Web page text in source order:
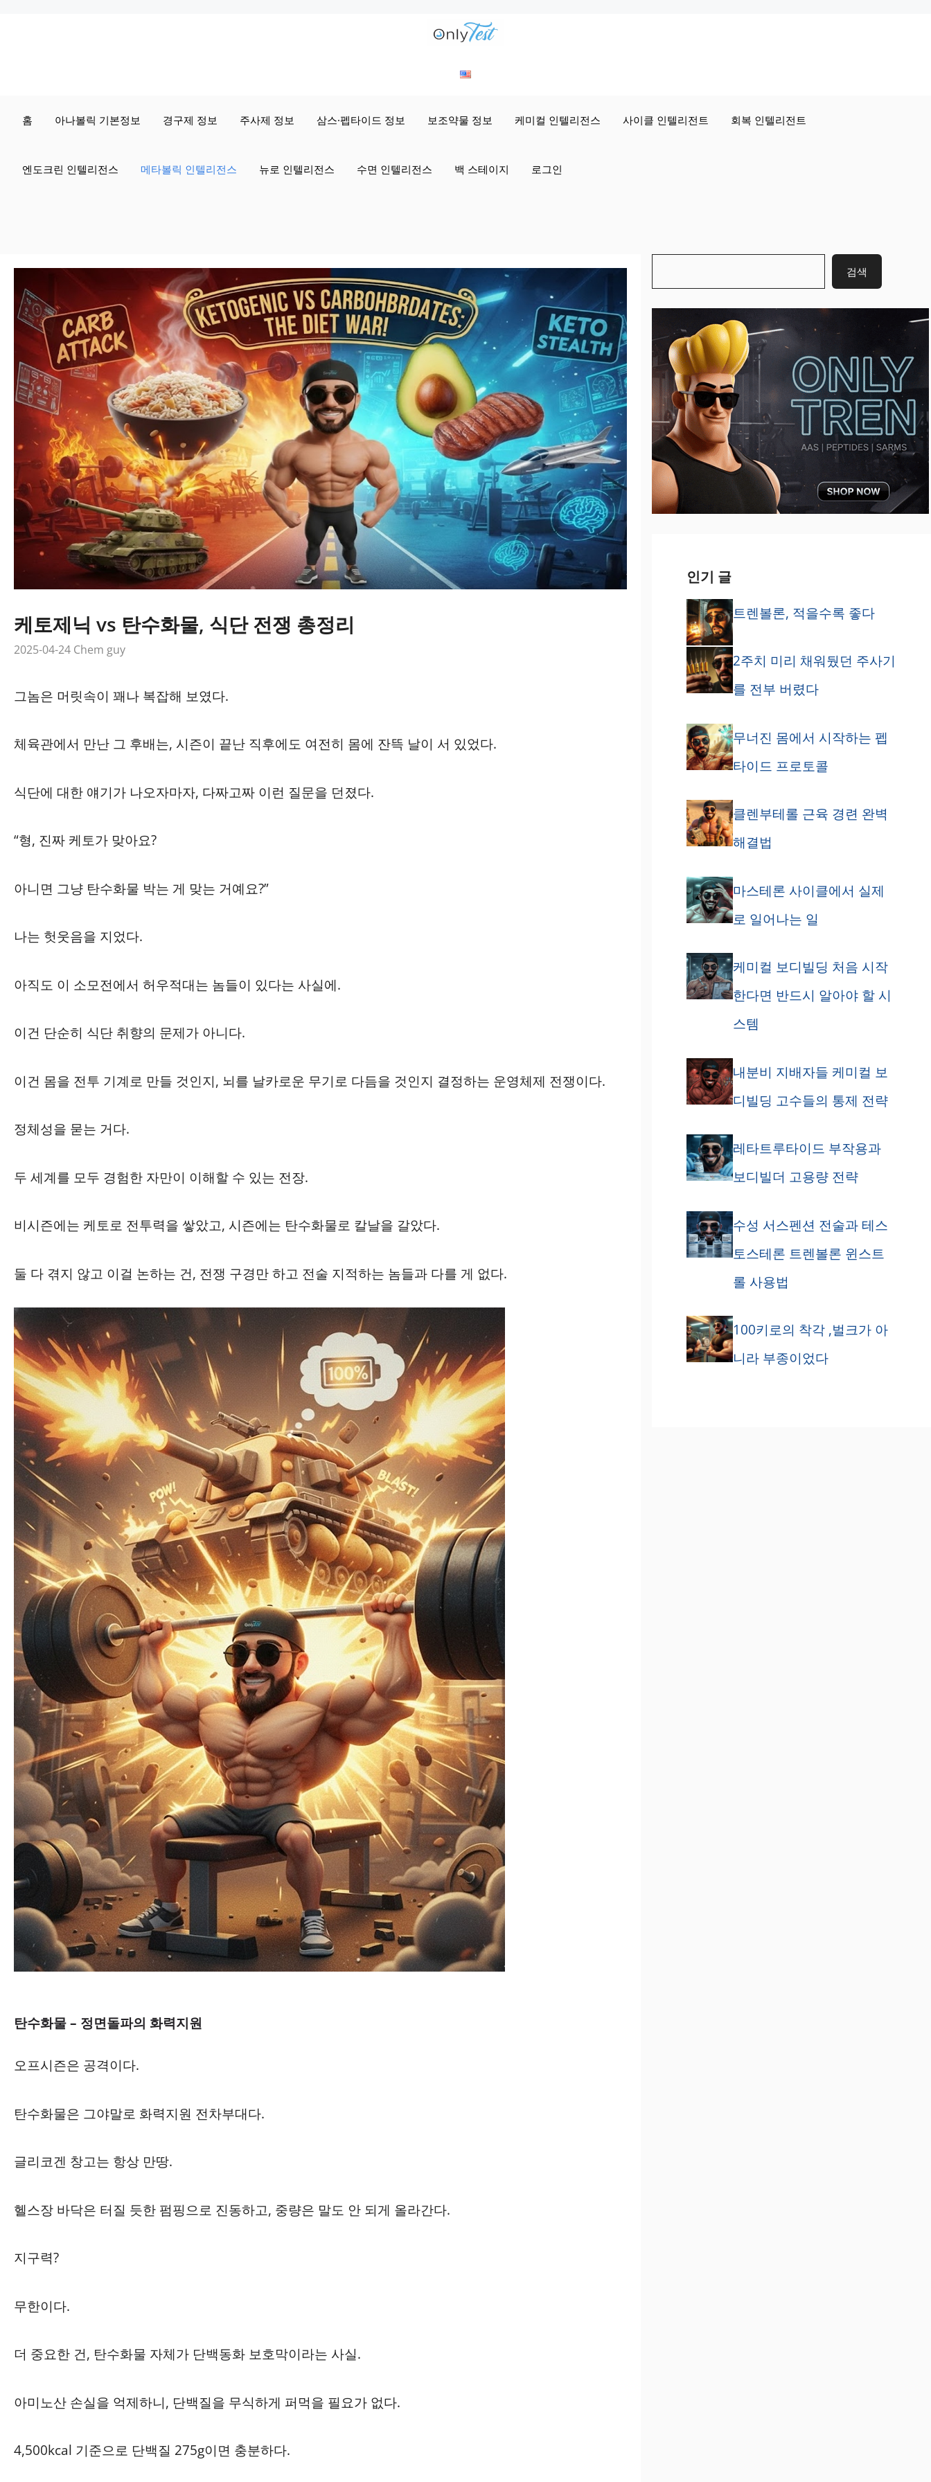
홈 아나볼릭 기본정보 경구제 정보 주사제 정보 삼스·펩타이드 정보 보조약물 정보 케미컬 인텔리전스 사이클 인텔리전트 회복 인텔리전트
엔도크린 인텔리전스 메타볼릭 인텔리전스 뉴로 인텔리전스 수면 인텔리전스 백 스테이지 로그인
케토제닉 vs 탄수화물, 식단 전쟁 총정리
2025-04-24 Chem guy
그놈은 머릿속이 꽤나 복잡해 보였다.
체육관에서 만난 그 후배는, 시즌이 끝난 직후에도 여전히 몸에 잔뜩 날이 서 있었다.
식단에 대한 얘기가 나오자마자, 다짜고짜 이런 질문을 던졌다.
“형, 진짜 케토가 맞아요?
아니면 그냥 탄수화물 박는 게 맞는 거예요?”
나는 헛웃음을 지었다.
아직도 이 소모전에서 허우적대는 놈들이 있다는 사실에.
이건 단순히 식단 취향의 문제가 아니다.
이건 몸을 전투 기계로 만들 것인지, 뇌를 날카로운 무기로 다듬을 것인지 결정하는 운영체제 전쟁이다.
정체성을 묻는 거다.
두 세계를 모두 경험한 자만이 이해할 수 있는 전장.
비시즌에는 케토로 전투력을 쌓았고, 시즌에는 탄수화물로 칼날을 갈았다.
둘 다 겪지 않고 이걸 논하는 건, 전쟁 구경만 하고 전술 지적하는 놈들과 다를 게 없다.
탄수화물 – 정면돌파의 화력지원
오프시즌은 공격이다.
탄수화물은 그야말로 화력지원 전차부대다.
글리코겐 창고는 항상 만땅.
헬스장 바닥은 터질 듯한 펌핑으로 진동하고, 중량은 말도 안 되게 올라간다.
지구력?
무한이다.
더 중요한 건, 탄수화물 자체가 단백동화 보호막이라는 사실.
아미노산 손실을 억제하니, 단백질을 무식하게 퍼먹을 필요가 없다.
4,500kcal 기준으로 단백질 275g이면 충분하다.
검색
인기 글
트렌볼론, 적을수록 좋다
2주치 미리 채워뒀던 주사기
를 전부 버렸다
무너진 몸에서 시작하는 펩
타이드 프로토콜
클렌부테롤 근육 경련 완벽
해결법
마스테론 사이클에서 실제
로 일어나는 일
케미컬 보디빌딩 처음 시작
한다면 반드시 알아야 할 시
스템
내분비 지배자들 케미컬 보
디빌딩 고수들의 통제 전략
레타트루타이드 부작용과
보디빌더 고용량 전략
수성 서스펜션 전술과 테스
토스테론 트렌볼론 윈스트
롤 사용법
100키로의 착각 ,벌크가 아
니라 부종이었다